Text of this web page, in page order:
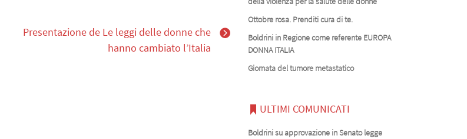
Presentazione de Le leggi delle donne che
hanno cambiato l’Italia
Ottobre rosa. Prenditi cura di te.
Boldrini in Regione come referente EUROPA
DONNA ITALIA
Giornata del tumore metastatico
ULTIMI COMUNICATI
Boldrini su approvazione in Senato legge